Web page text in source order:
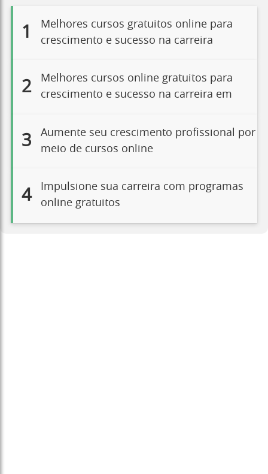
1
Melhores cursos gratuitos online para
crescimento e sucesso na carreira
2
Melhores cursos online gratuitos para
crescimento e sucesso na carreira em
3
Aumente seu crescimento profissional por
meio de cursos online
4
Impulsione sua carreira com programas
online gratuitos